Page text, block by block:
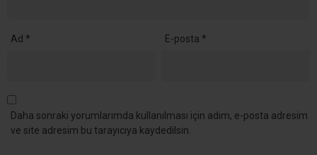
Ad * E-posta *
Daha sonraki yorumlarımda kullanılması için adım, e-posta adresim
ve site adresim bu tarayıcıya kaydedilsin.